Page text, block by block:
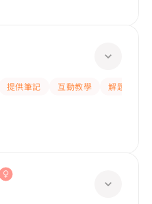
提供筆記 互動教學
解題思路